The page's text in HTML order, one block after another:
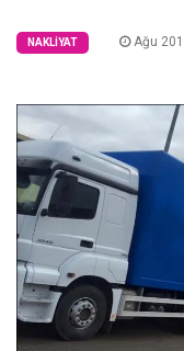
NAKLIYAT Ağu